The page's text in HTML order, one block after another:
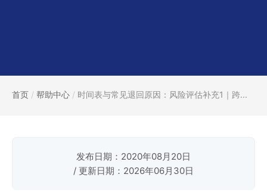
首页 / 帮助中心 / 时间表与常见退回原因：风险评估补充1｜跨...
发布日期：2020年08月20日
/ 更新日期：2026年06月30日